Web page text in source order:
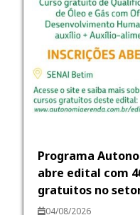
Programa
abre edital com
gratuitos no
04/08/2026